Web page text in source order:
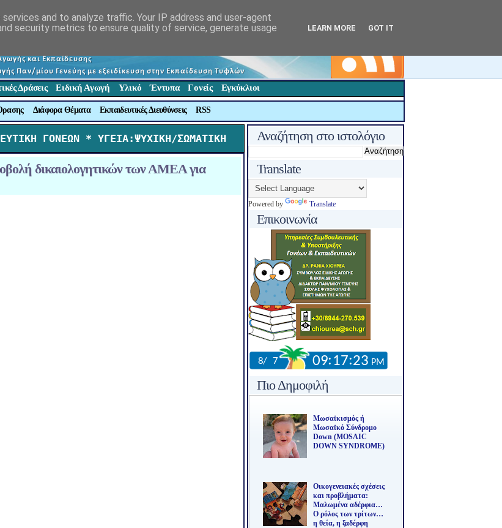
Δράσεις Ειδική Αγωγή Υλικό Έντυπα Γονείς Εγκύκλιοι
Διάφορα Θέματα Εκπαιδευτικές Διευθύνσεις RSS
ΓΟΝΕΩΝ * ΥΓΕΙΑ:ΨΥΧΙΚΗ/ΣΩΜΑΤΙΚΗ
δικαιολογητικών των ΑΜΕΑ για
Αναζήτηση στο ιστολόγιο
Translate
Powered by Translate
Επικοινωνία
Πιο Δημοφιλή
Μωσαϊκισμός ή
Μωσαϊκό Σύνδρομο
Down (MOSAIC
DOWN SYNDROME)
Οικογενειακές σχέσεις
και προβλήματα:
Μαλωμένα αδέρφια…
Ο ρόλος των τρίτων…
η θεία, η ξαδέρφη
and to analyze traffic. Your IP address and user-agent
security metrics to ensure quality of service, generate usage
LEARN MORE GOT IT